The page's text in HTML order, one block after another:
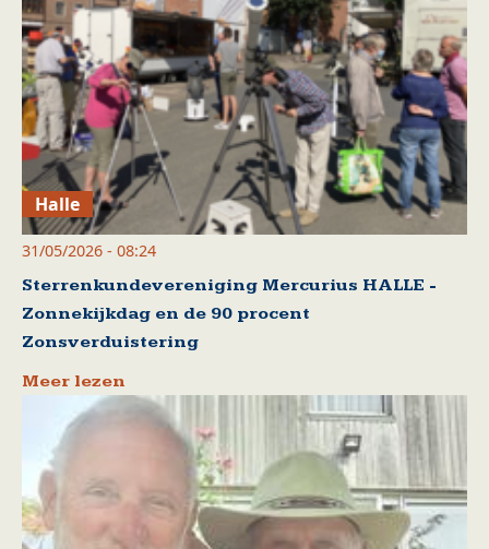
Halle
31/05/2026 - 08:24
Sterrenkundevereniging Mercurius HALLE -
Zonnekijkdag en de 90 procent
Zonsverduistering
Meer lezen